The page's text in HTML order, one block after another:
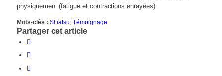
physiquement (fatigue et contractions enrayées)
Mots-clés : Shiatsu Témoignage
Partager cet article